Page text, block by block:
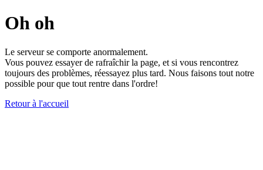
Oh oh
Le serveur se comporte anormalement.
Vous pouvez essayer de rafraîchir la page, et si vous rencontrez
toujours des problèmes, réessayez plus tard. Nous faisons tout notre
possible pour que tout rentre dans l'ordre!
Retour à l'accueil